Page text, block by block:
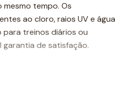
tempo. Os
ao cloro, raios UV e água
para treinos diários ou
de satisfação.